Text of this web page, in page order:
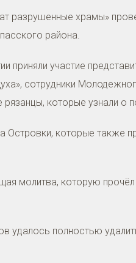
разрушенные храмы»
района.
приняли участие
сотрудники
рязанцы, которые узнали
Островки, которые
молитва, которую
удалось полностью